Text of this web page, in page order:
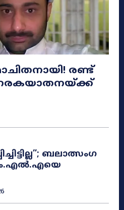
രണ്ട്
നരകയാതനയ്ക്ക്
ബലാത്സംഗ